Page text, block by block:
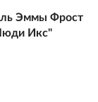
Эммы Фрост
Икс"